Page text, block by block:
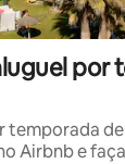
por
temporada
Airbnb e